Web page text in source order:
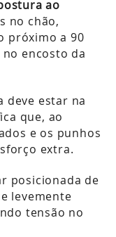
ao
no chão,
próximo a 90
encosto da
deve estar na
que, ao
e os punhos
extra.
posicionada de
levemente
tensão no